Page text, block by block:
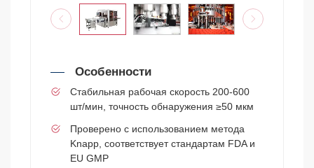
Особенности
Стабильная рабочая скорость 200-600
шт/мин, точность обнаружения ≥50 мкм
Проверено с использованием метода
Knapp, соответствует стандартам FDA и
EU GMP